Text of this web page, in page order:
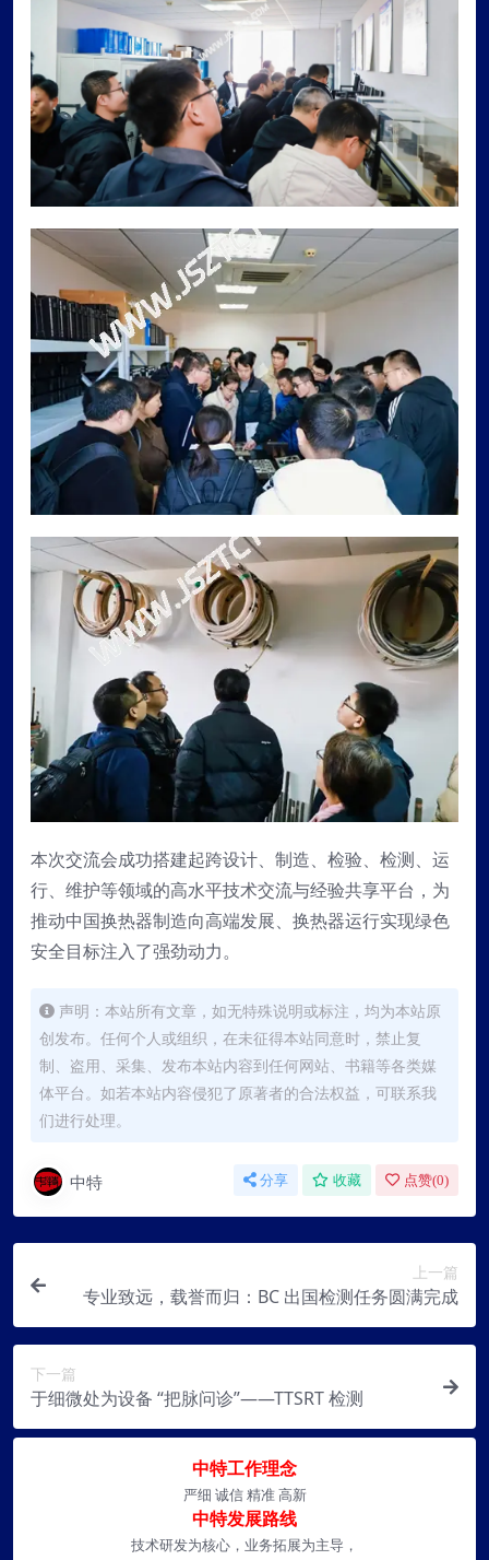
本次交流会成功搭建起跨设计、制造、检验、检测、运
行、维护等领域的高水平技术交流与经验共享平台，为
推动中国换热器制造向高端发展、换热器运行实现绿色
安全目标注入了强劲动力。
声明：本站所有文章，如无特殊说明或标注，均为本站原
创发布。任何个人或组织，在未征得本站同意时，禁止复
制、盗用、采集、发布本站内容到任何网站、书籍等各类媒
体平台。如若本站内容侵犯了原著者的合法权益，可联系我
们进行处理。
中特 分享 收藏 点赞(0)
上一篇
专业致远，载誉而归：BC 出国检测任务圆满完成
下一篇
于细微处为设备 “把脉问诊”——TTSRT 检测
中特工作理念
严细 诚信 精准 高新
中特发展路线
技术研发为核心，业务拓展为主导，